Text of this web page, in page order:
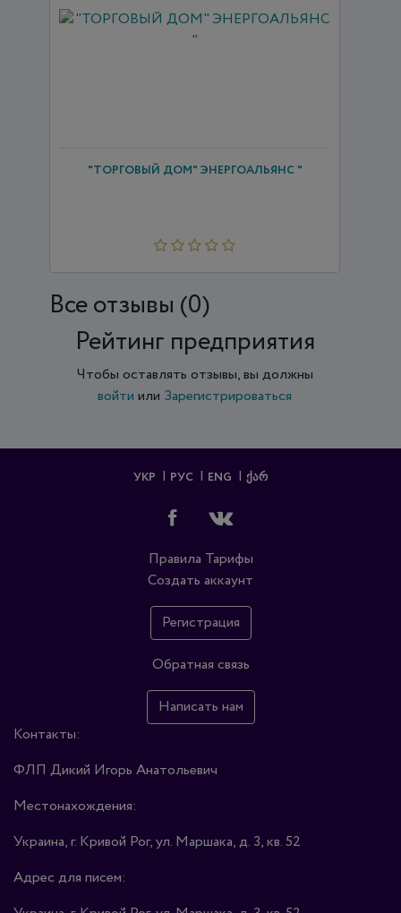
"ТОРГОВЫЙ ДОМ" ЭНЕРГОАЛЬЯНС "
Все отзывы (0)
Рейтинг предприятия
Чтобы оставлять отзывы, вы должны
войти или Зарегистрироваться
УКР РУС ENG ᲥᲐᲠ
Правила Тарифы
Создать аккаунт
Регистрация
Обратная связь
Написать нам
Контакты:
ФЛП Дикий Игорь Анатольевич
Местонахождения:
Украина, г. Кривой Рог, ул. Маршака, д. 3, кв. 52
Адрес для писем: